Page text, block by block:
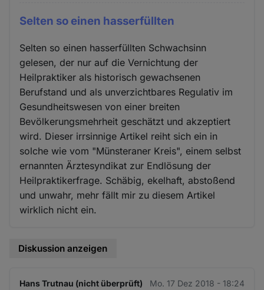
Selten so einen hasserfüllten
Selten so einen hasserfüllten Schwachsinn
gelesen, der nur auf die Vernichtung der
Heilpraktiker als historisch gewachsenen
Berufstand und als unverzichtbares Regulativ im
Gesundheitswesen von einer breiten
Bevölkerungsmehrheit geschätzt und akzeptiert
wird. Dieser irrsinnige Artikel reiht sich ein in
solche wie vom "Münsteraner Kreis", einem selbst
ernannten Ärztesyndikat zur Endlösung der
Heilpraktikerfrage. Schäbig, ekelhaft, abstoßend
und unwahr, mehr fällt mir zu diesem Artikel
wirklich nicht ein.
Diskussion anzeigen
Hans Trutnau (nicht überprüft) Mo. 17 Dez 2018 - 18:24